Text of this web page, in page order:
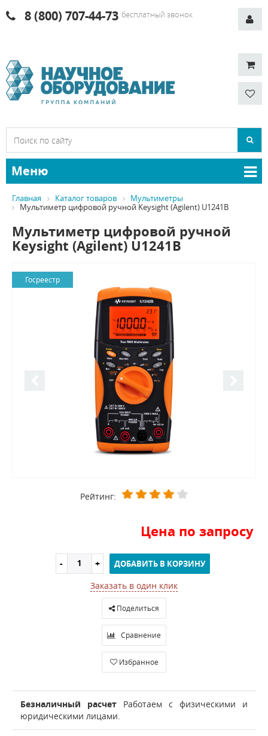
8 (800) 707-44-73 бесплатный звонок
Меню
Главная Каталог товаров
Мультиметры
Мультиметр цифровой ручной Keysight (Agilent) U1241B
Мультиметр цифровой ручной
Keysight (Agilent) U1241B
Госреестр
Рейтинг:
Цена по запросу
ДОБАВИТЬ В КОРЗИНУ
Заказать в один клик
Поделиться
Сравнение
Избранное
Безналичный расчет Работаем с физическими и
юридическими лицами.